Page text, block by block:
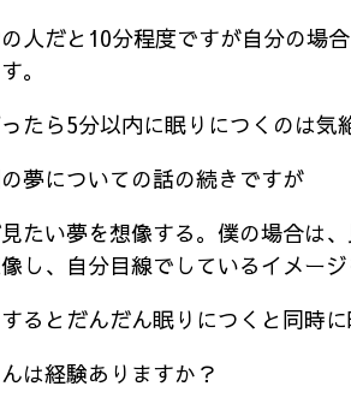
人だと10分程度ですが自分の場
。
たら5分以内に眠りにつくのは気
夢についての話の続きですが
たい夢を想像する。僕の場合は
し、自分目線でしているイメー
るとだんだん眠りにつくと同時
は経験ありますか？